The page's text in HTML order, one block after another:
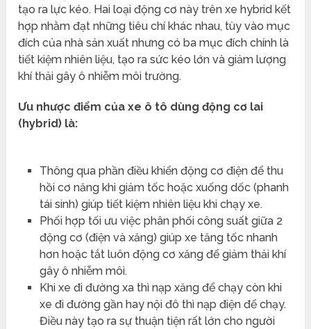
tạo ra lực kéo. Hai loại động cơ này trên xe hybrid kết
hợp nhằm đạt những tiêu chí khác nhau, tùy vào mục
đích của nhà sản xuất nhưng có ba mục đích chính là
tiết kiệm nhiên liệu, tạo ra sức kéo lớn và giảm lượng
khí thải gây ô nhiễm môi trường.
Ưu nhược điểm của xe ô tô dùng động cơ lai
(hybrid) là:
Thông qua phần điều khiển động cơ điện để thu
hồi cơ năng khi giảm tốc hoặc xuống dốc (phanh
tái sinh) giúp tiết kiệm nhiên liệu khi chạy xe.
Phối hợp tối ưu việc phân phối công suất giữa 2
động cơ (điện và xăng) giúp xe tăng tốc nhanh
hơn hoặc tắt luôn động cơ xăng để giảm thải khí
gây ô nhiễm môi.
Khi xe đi đường xa thì nạp xăng để chạy còn khi
xe đi đường gần hay nội đô thì nạp điện để chạy.
Điều này tạo ra sự thuận tiện rất lớn cho người